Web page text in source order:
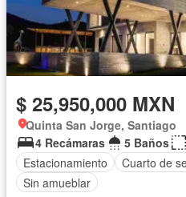
$ 25,950,000 MXN
Quinta San Jorge, Santiago
4 Recámaras
5 Baños
Estacionamiento
Cuarto de
Sin amueblar